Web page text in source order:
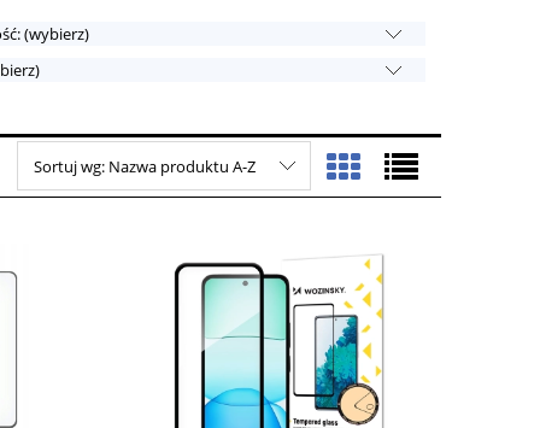
(wybierz)
Sortuj wg: Nazwa produktu A-Z